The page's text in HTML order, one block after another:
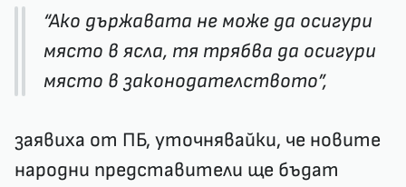
“Ако държавата не може да осигури
място в ясла, тя трябва да осигури
място в законодателството”,
заявиха от ПБ, уточнявайки, че новите
народни представители ще бъдат